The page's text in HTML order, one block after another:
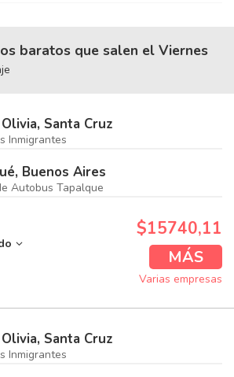
baratos que salen el Viernes
Santa Cruz
Inmigrantes
Buenos Aires
Autobus Tapalque
$15740,11
MÁS
Varias empresas
Santa Cruz
Inmigrantes